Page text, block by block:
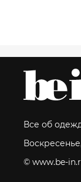
Все об
© www.be-